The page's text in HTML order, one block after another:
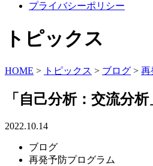
プライバシーポリシー
トピックス
HOME > トピックス > ブログ > 再
「自己分析：交流分
2022.10.14
ブログ
再発予防プログラム